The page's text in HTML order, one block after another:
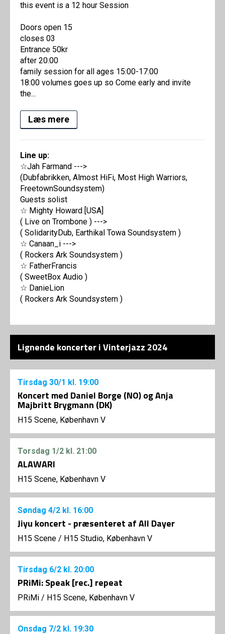
this event is a 12 hour Session
Doors open 15
closes 03
Entrance 50kr
after 20:00
family session for all ages 15:00-17:00
18:00 volumes goes up so Come early and invite
the...
Læs mere
Line up:
☆Jah Farmand --->
(Dubfabrikken, Almost HiFi, Most High Warriors,
FreetownSoundsystem)
Guests solist
☆ Mighty Howard [USA]
( Live on Trombone ) --->
( SolidarityDub, Earthikal Towa Soundsystem )
☆ Canaan_i --->
( Rockers Ark Soundsystem )
☆ FatherFrancis
( SweetBox Audio )
☆ DanieLion
( Rockers Ark Soundsystem )
Lignende koncerter i Vinterjazz 2024
Tirsdag 30/1 kl. 19:00
Koncert med Daniel Borge (NO) og Anja
Majbritt Brygmann (DK)
H15 Scene, København V
Torsdag 1/2 kl. 21:00
ALAWARI
H15 Scene, København V
Søndag 4/2 kl. 16:00
Jiyu koncert - præsenteret af All Dayer
H15 Scene / H15 Studio, København V
Tirsdag 6/2 kl. 20:00
PRiMi: Speak [rec.] repeat
PRiMi / H15 Scene, København V
Onsdag 7/2 kl. 19:30